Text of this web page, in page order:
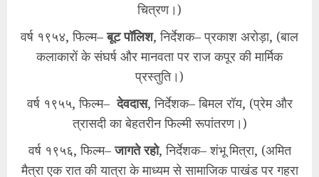
चित्रण।)
वर्ष १९५४, फिल्म–बूट पॉलिश, निर्देशक– प्रकाश अरोड़ा, (बाल
कलाकारों के संघर्ष और मानवता पर राज कपूर की मार्मिक
प्रस्तुति।)
वर्ष १९५५, फिल्म–देवदास, निर्देशक– बिमल रॉय, (प्रेम और
त्रासदी का बेहतरीन फिल्मी रूपांतरण।)
वर्ष १९५६, फिल्म–जागते रहो, निर्देशक– शंभू मित्रा, (अमित
मैत्रा एक रात की यात्रा के माध्यम से सामाजिक पाखंड पर गहरा